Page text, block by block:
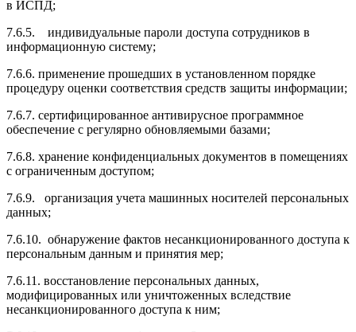
в ИСПД;
7.6.5. индивидуальные пароли доступа сотрудников в
информационную систему;
7.6.6. применение прошедших в установленном порядке
процедуру оценки соответствия средств защиты информации;
7.6.7. сертифицированное антивирусное программное
обеспечение с регулярно обновляемыми базами;
7.6.8. хранение конфиденциальных документов в помещениях
с ограниченным доступом;
7.6.9. организация учета машинных носителей персональных
данных;
7.6.10. обнаружение фактов несанкционированного доступа к
персональным данным и принятия мер;
7.6.11. восстановление персональных данных,
модифицированных или уничтоженных вследствие
несанкционированного доступа к ним;